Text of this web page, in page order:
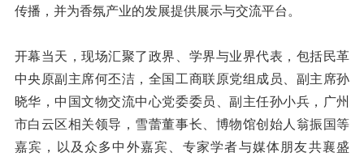
传播，并为香氛产业的发展提供展示与交流平台。
开幕当天，现场汇聚了政界、学界与业界代表，包括民革
中央原副主席何丕洁，全国工商联原党组成员、副主席孙
晓华，中国文物交流中心党委委员、副主任孙小兵，广州
市白云区相关领导，雪蕾董事长、博物馆创始人翁振国等
嘉宾，以及众多中外嘉宾、专家学者与媒体朋友共襄盛